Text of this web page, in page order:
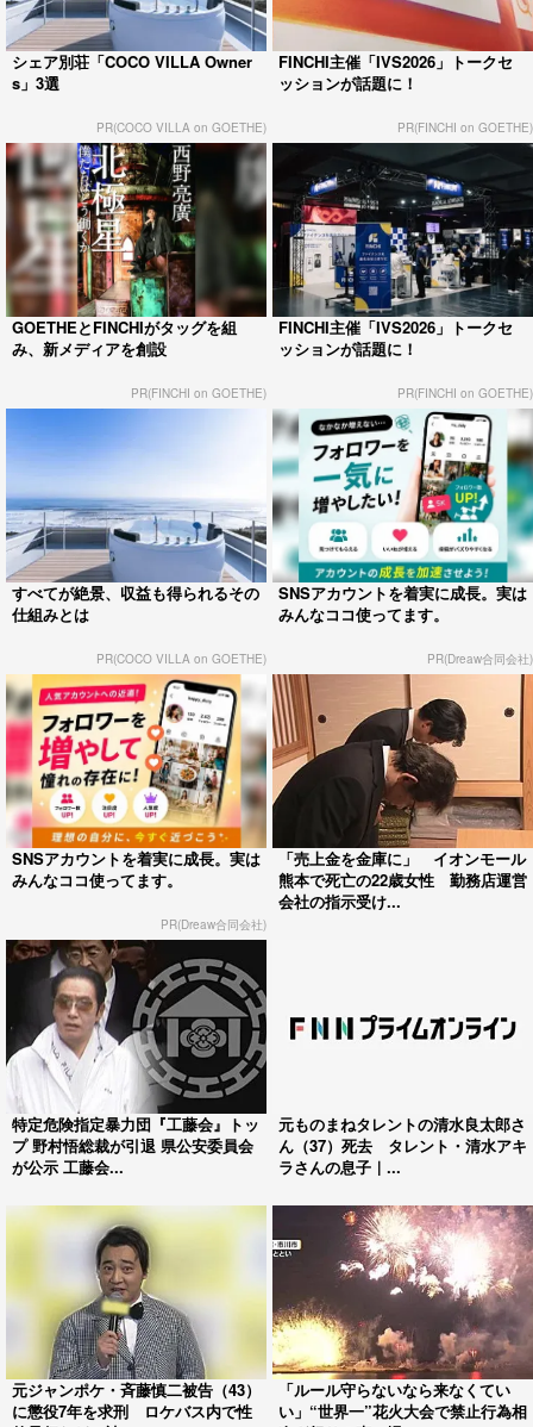
シェア別荘「COCO VILLA Owner
s」3選
PR(COCO VILLA on GOETHE)
FINCHI主催「IVS2026」トークセ
ッションが話題に！
PR(FINCHI on GOETHE)
GOETHEとFINCHIがタッグを組
み、新メディアを創設
PR(FINCHI on GOETHE)
FINCHI主催「IVS2026」トークセ
ッションが話題に！
PR(FINCHI on GOETHE)
すべてが絶景、収益も得られるその
仕組みとは
PR(COCO VILLA on GOETHE)
SNSアカウントを着実に成長。実は
みんなココ使ってます。
PR(Dreaw合同会社)
SNSアカウントを着実に成長。実は
みんなココ使ってます。
PR(Dreaw合同会社)
「売上金を金庫に」 イオンモール
熊本で死亡の22歳女性 勤務店運営
会社の指示受け...
特定危険指定暴力団『工藤会』トッ
プ 野村悟総裁が引退 県公安委員会
が公示 工藤会...
元ものまねタレントの清水良太郎さ
ん（37）死去 タレント・清水アキ
ラさんの息子｜...
元ジャンポケ・斉藤慎二被告（43）
に懲役7年を求刑 ロケバス内で性
「ルール守らないなら来なくてい
い」“世界一”花火大会で禁止行為相